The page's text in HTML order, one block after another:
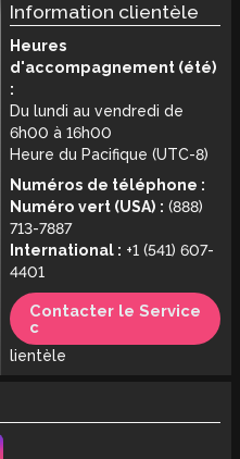
Information clientèle
Heures
d'accompagnement (été)
:
Du lundi au vendredi de
6h00 à 16h00
Heure du Pacifique (UTC-8)
Numéros de téléphone :
Numéro vert (USA) : (888)
713-7887
International : +1 (541) 607-
4401
Contacter le Service
c
lientèle